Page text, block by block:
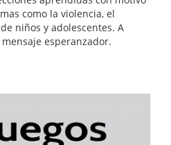
como la violencia, el
niños y adolescentes. A
esperanzador.